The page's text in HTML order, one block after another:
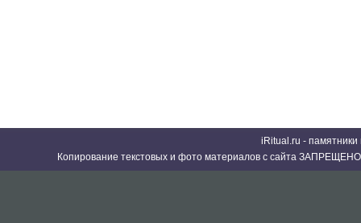
iRitual.ru -
Копирование текстовых и фото материалов с сайта